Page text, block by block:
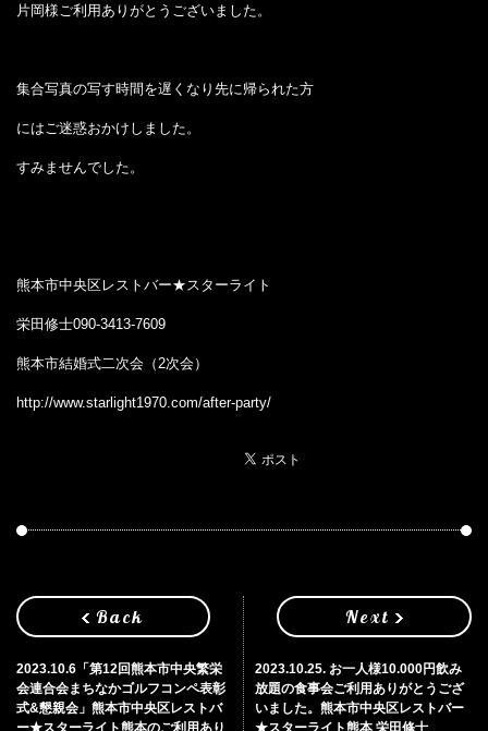
片岡様ご利用ありがとうございました。
集合写真の写す時間を遅くなり先に帰られた方
にはご迷惑おかけしました。
すみませんでした。
熊本市中央区レストバー★スターライト
栄田修士090-3413-7609
熊本市結婚式二次会（2次会）
http://www.starlight1970.com/after-party/
Back
2023.10.6「第12回熊本市中央繁栄
会連合会まちなかゴルフコンペ表彰
式&懇親会」熊本市中央区レストバ
ー★スターライト熊本のご利用あり
Next
2023.10.25. お一人様10.000円飲み
放題の食事会ご利用ありがとうござ
いました。熊本市中央区レストバー
★スターライト熊本 栄田修士